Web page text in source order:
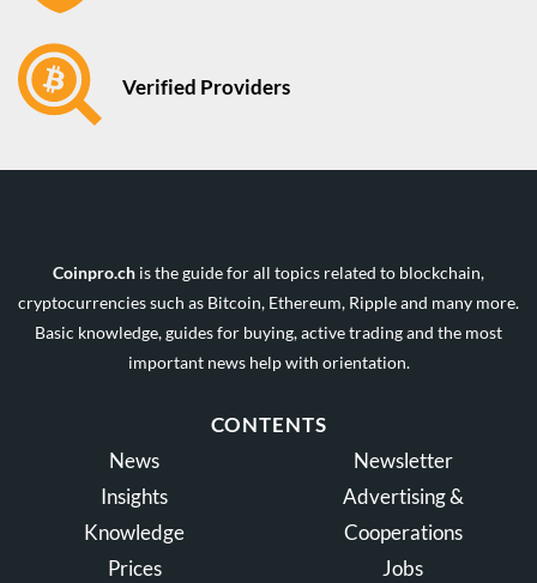
Verified Providers
Coinpro.ch is the guide for all topics related to blockchain,
cryptocurrencies such as Bitcoin, Ethereum, Ripple and many more.
Basic knowledge, guides for buying, active trading and the most
important news help with orientation.
CONTENTS
News
Insights
Knowledge
Prices
Newsletter
Advertising &
Cooperations
Jobs